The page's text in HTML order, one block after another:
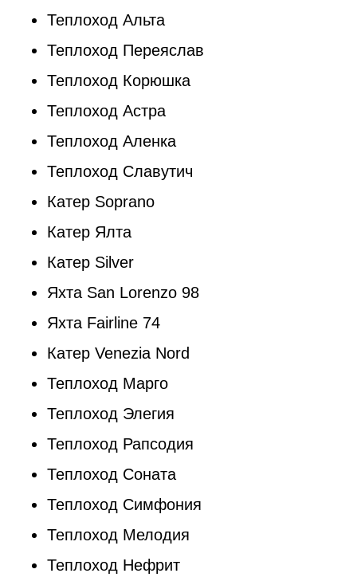
Теплоход Альта
Теплоход Переяслав
Теплоход Корюшка
Теплоход Астра
Теплоход Аленка
Теплоход Славутич
Катер Soprano
Катер Ялта
Катер Silver
Яхта San Lorenzo 98
Яхта Fairline 74
Катер Venezia Nord
Теплоход Марго
Теплоход Элегия
Теплоход Рапсодия
Теплоход Соната
Теплоход Симфония
Теплоход Мелодия
Теплоход Нефрит